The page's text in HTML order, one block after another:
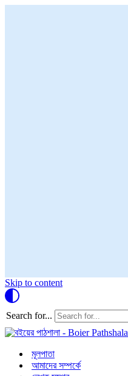
Skip to content
Search for...
মূলপাতা
আমাদের সম্পর্কে